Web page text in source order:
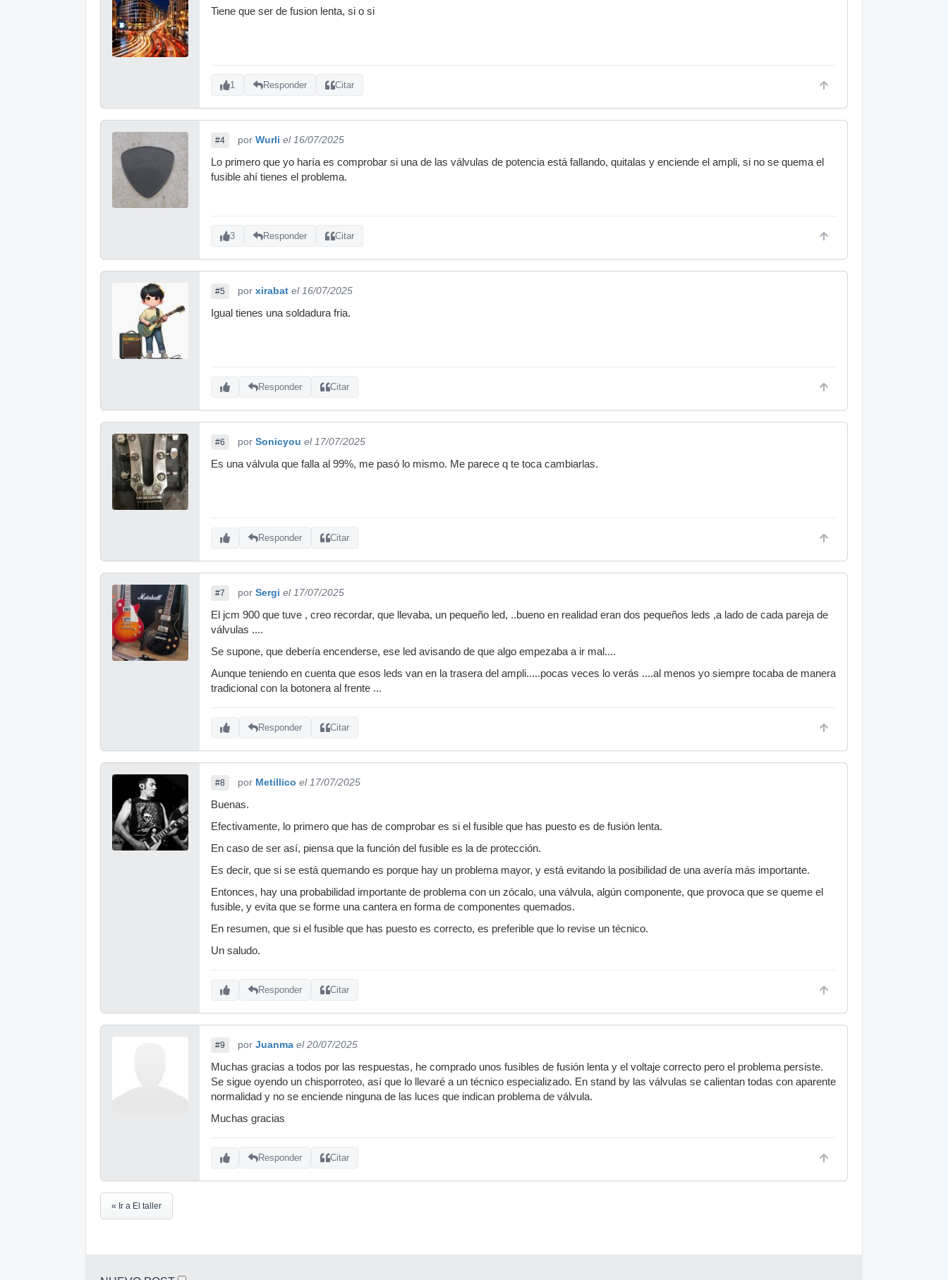
Tiene que ser de fusion lenta, si o si
1 Responder Citar
#4 por Wurli el 16/07/2025
Lo primero que yo haría es comprobar si una de las válvulas de potencia está fallando, quitalas y enciende el ampli, si no se quema el
fusible ahí tienes el problema.
3 Responder Citar
#5 por xirabat el 16/07/2025
Igual tienes una soldadura fria.
Responder Citar
#6 por Sonicyou el 17/07/2025
Es una válvula que falla al 99%, me pasó lo mismo. Me parece q te toca cambiarlas.
Responder Citar
#7 por Sergi el 17/07/2025
El jcm 900 que tuve , creo recordar, que llevaba, un pequeño led, ..bueno en realidad eran dos pequeños leds ,a lado de cada pareja de
válvulas ....
Se supone, que debería encenderse, ese led avisando de que algo empezaba a ir mal....
Aunque teniendo en cuenta que esos leds van en la trasera del ampli.....pocas veces lo verás ....al menos yo siempre tocaba de manera
tradicional con la botonera al frente ...
Responder Citar
#8 por Metillico el 17/07/2025
Buenas.
Efectivamente, lo primero que has de comprobar es si el fusible que has puesto es de fusión lenta.
En caso de ser así, piensa que la función del fusible es la de protección.
Es decir, que si se está quemando es porque hay un problema mayor, y está evitando la posibilidad de una avería más importante.
Entonces, hay una probabilidad importante de problema con un zócalo, una válvula, algún componente, que provoca que se queme el
fusible, y evita que se forme una cantera en forma de componentes quemados.
En resumen, que si el fusible que has puesto es correcto, es preferible que lo revise un técnico.
Un saludo.
Responder Citar
#9 por Juanma el 20/07/2025
Muchas gracias a todos por las respuestas, he comprado unos fusibles de fusión lenta y el voltaje correcto pero el problema persiste.
Se sigue oyendo un chisporroteo, así que lo llevaré a un técnico especializado. En stand by las válvulas se calientan todas con aparente
normalidad y no se enciende ninguna de las luces que indican problema de válvula.
Muchas gracias
Responder Citar
« Ir a El taller